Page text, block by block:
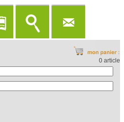
0 article